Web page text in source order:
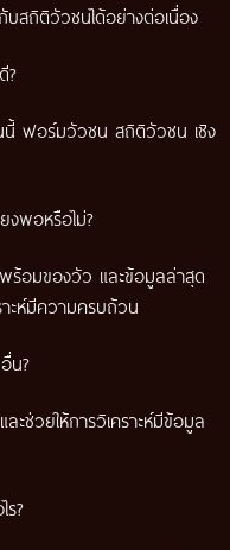
สถิติวัวชนได้อย่างต่อเนื่อง
?
นี้ ฟอร์มวัวชน สถิติวัวชน เชิง
งพอหรือไม่?
ร้อมของวัว และข้อมูลล่าสุด
ะห์มีความครบถ้วน
น?
ะช่วยให้การวิเคราะห์มีข้อมูล
?